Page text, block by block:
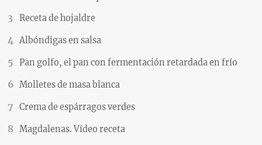
Receta de hojaldre
Albóndigas en salsa
Pan golfo, el pan con fermentación retardada en frío
Molletes de masa blanca
Crema de espárragos verdes
Magdalenas. Vídeo receta